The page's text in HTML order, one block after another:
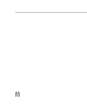
投
前
前